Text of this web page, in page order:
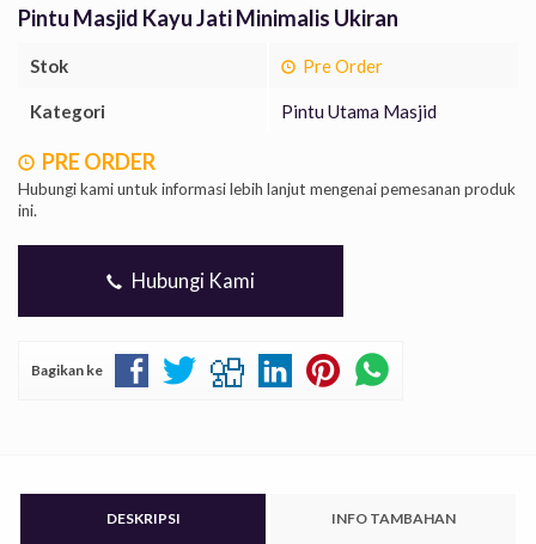
Pintu Masjid Kayu Jati Minimalis Ukiran
Stok Pre Order
Kategori Pintu Utama Masjid
PRE ORDER
Hubungi kami untuk informasi lebih lanjut mengenai pemesanan produk
ini.
Hubungi Kami
Bagikan ke
DESKRIPSI INFO TAMBAHAN